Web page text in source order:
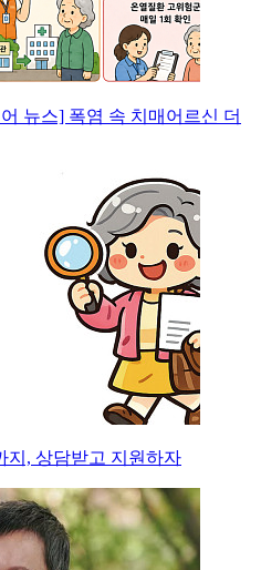
뉴스] 폭염 속 치매어르신 더
지, 상담받고 지원하자